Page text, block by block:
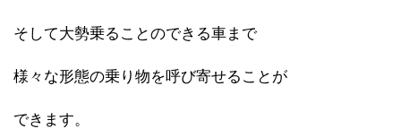
そして大勢乗ることのできる車まで
様々な形態の乗り物を呼び寄せることが
できます。